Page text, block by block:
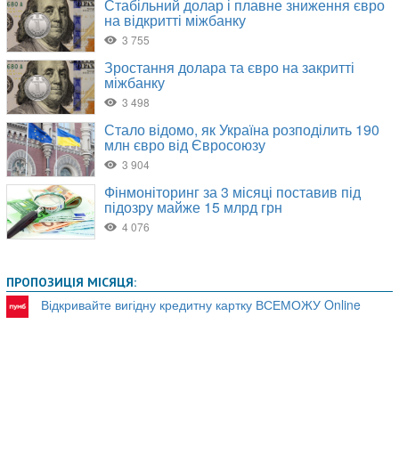
ПРОПОЗИЦІЯ МІСЯЦЯ:
Відкривайте вигідну кредитну картку ВСЕМОЖУ Online